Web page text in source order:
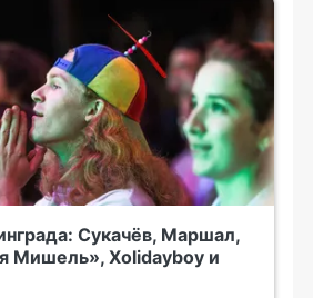
Сукачёв, Маршал,
Мишель», Xolidayboy и